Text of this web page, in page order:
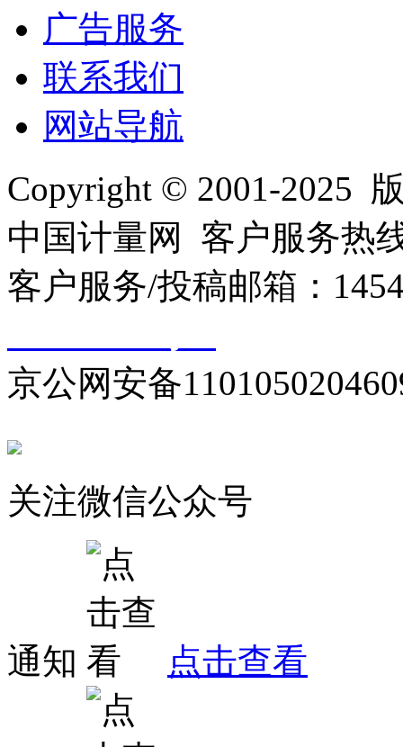
广告服务
联系我们
网站导航
Copyright © 2001-2025
中国计量网 客户服务热
客户服务/投稿邮箱：
京公网安备
关注微信公众号
通知 点击查看